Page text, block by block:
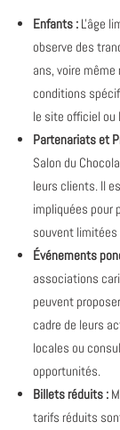
Enfants : L'âge
observe des
ans, voire
conditions
le site officiel ou
Partenariats et
Salon du
leurs clients. Il
impliquées pour
souvent
Événements
associations
peuvent
cadre de leurs
locales ou
opportunités.
Billets réduits :
tarifs réduits